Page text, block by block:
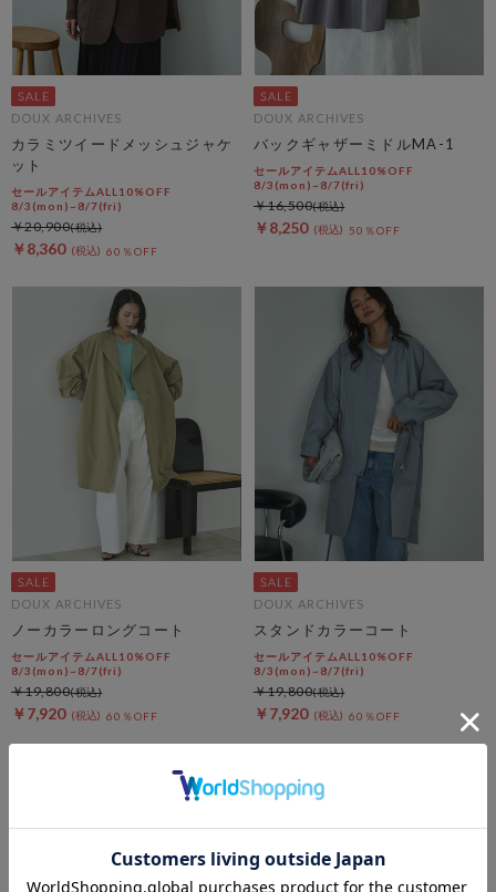
DOUX ARCHIVES
カラミツイードメッシュジャケ
ット
セールアイテムALL10%OFF
8/3(mon)~8/7(fri)
￥8,360 60％OFF
￥20,900
DOUX ARCHIVES
バックギャザーミドルMA-1
セールアイテムALL10%OFF
8/3(mon)~8/7(fri)
￥8,250 50％OFF
￥16,500
DOUX ARCHIVES
ノーカラーロングコート
セールアイテムALL10%OFF
8/3(mon)~8/7(fri)
￥7,920 60％OFF
￥19,800
DOUX ARCHIVES
スタンドカラーコート
セールアイテムALL10%OFF
8/3(mon)~8/7(fri)
￥7,920 60％OFF
￥19,800